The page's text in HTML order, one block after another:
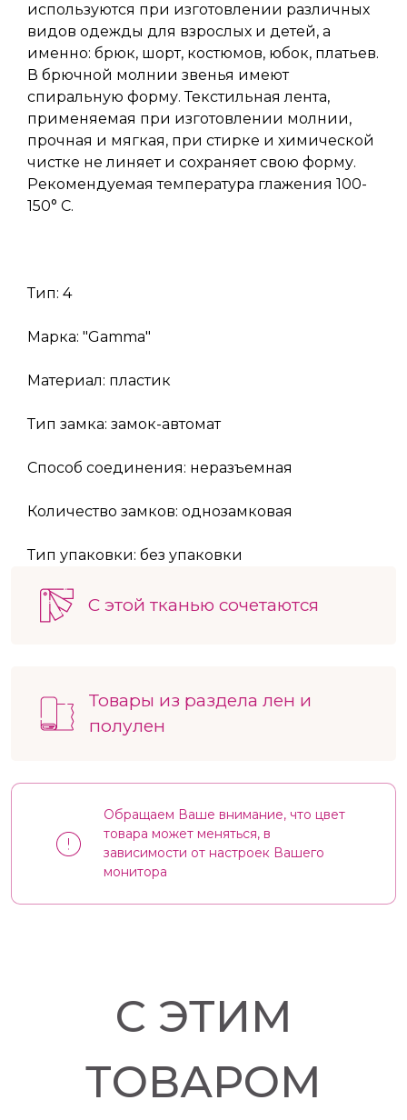
используются при изготовлении различных
видов одежды для взрослых и детей, а
именно: брюк, шорт, костюмов, юбок, платьев.
В брючной молнии звенья имеют
спиральную форму. Текстильная лента,
применяемая при изготовлении молнии,
прочная и мягкая, при стирке и химической
чистке не линяет и сохраняет свою форму.
Рекомендуемая температура глажения 100-
150° С.
Тип: 4
Марка: "Gamma"
Материал: пластик
Тип замка: замок-автомат
Способ соединения: неразъемная
Количество замков: однозамковая
Тип упаковки: без упаковки
С этой тканью сочетаются
Товары из раздела лен и
полулен
Обращаем Ваше внимание, что цвет
товара может меняться, в
зависимости от настроек Вашего
монитора
С ЭТИМ
ТОВАРОМ